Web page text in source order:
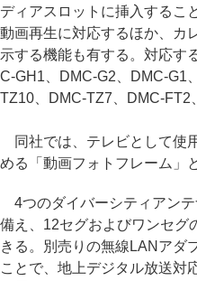
ディアスロットに挿入するこ
動画再生に対応するほか、カ
示する機能も有する。対応す
C-GH1、DMC-G2、DMC-G1
TZ10、DMC-TZ7、DMC-FT2
同社では、テレビとして使
める「動画フォトフレーム」
4つのダイバーシティアン
備え、12セグおよびワンセグ
きる。別売りの無線LANアダ
ことで、地上デジタル放送対